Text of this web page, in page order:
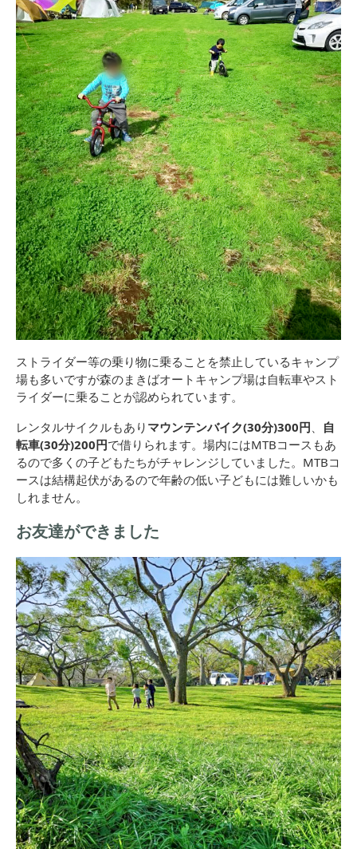
ストライダー等の乗り物に乗ることを禁止しているキャンプ
場も多いですが森のまきばオートキャンプ場は自転車やスト
ライダーに乗ることが認められています。
レンタルサイクルもあり マウンテンバイク(30分)300円、 自
転車(30分)200円で借りられます。場内にはMTBコースもあ
るので多くの子どもたちがチャレンジしていました。MTBコ
ースは結構起伏があるので年齢の低い子どもには難しいかも
しれません。
お友達ができました